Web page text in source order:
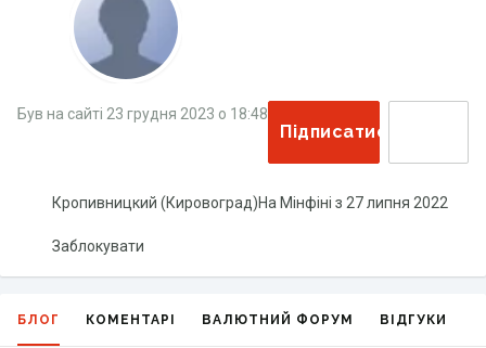
Був на сайті 23 грудня 2023 о 18:48
Підписатися
Кропивницкий (Кировоград)На Мінфіні з 27 липня 2022
Заблокувати
БЛОГ КОМЕНТАРІ ВАЛЮТНИЙ ФОРУМ ВІДГУКИ